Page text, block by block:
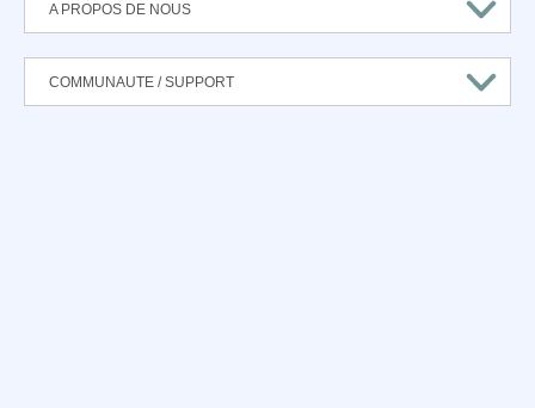
A PROPOS DE NOUS
COMMUNAUTE / SUPPORT